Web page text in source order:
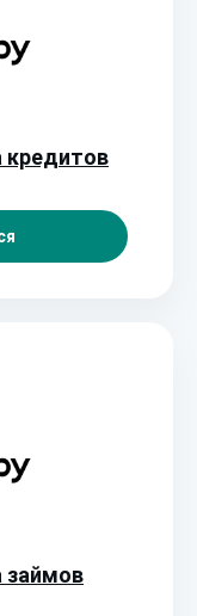
кредитов
займов